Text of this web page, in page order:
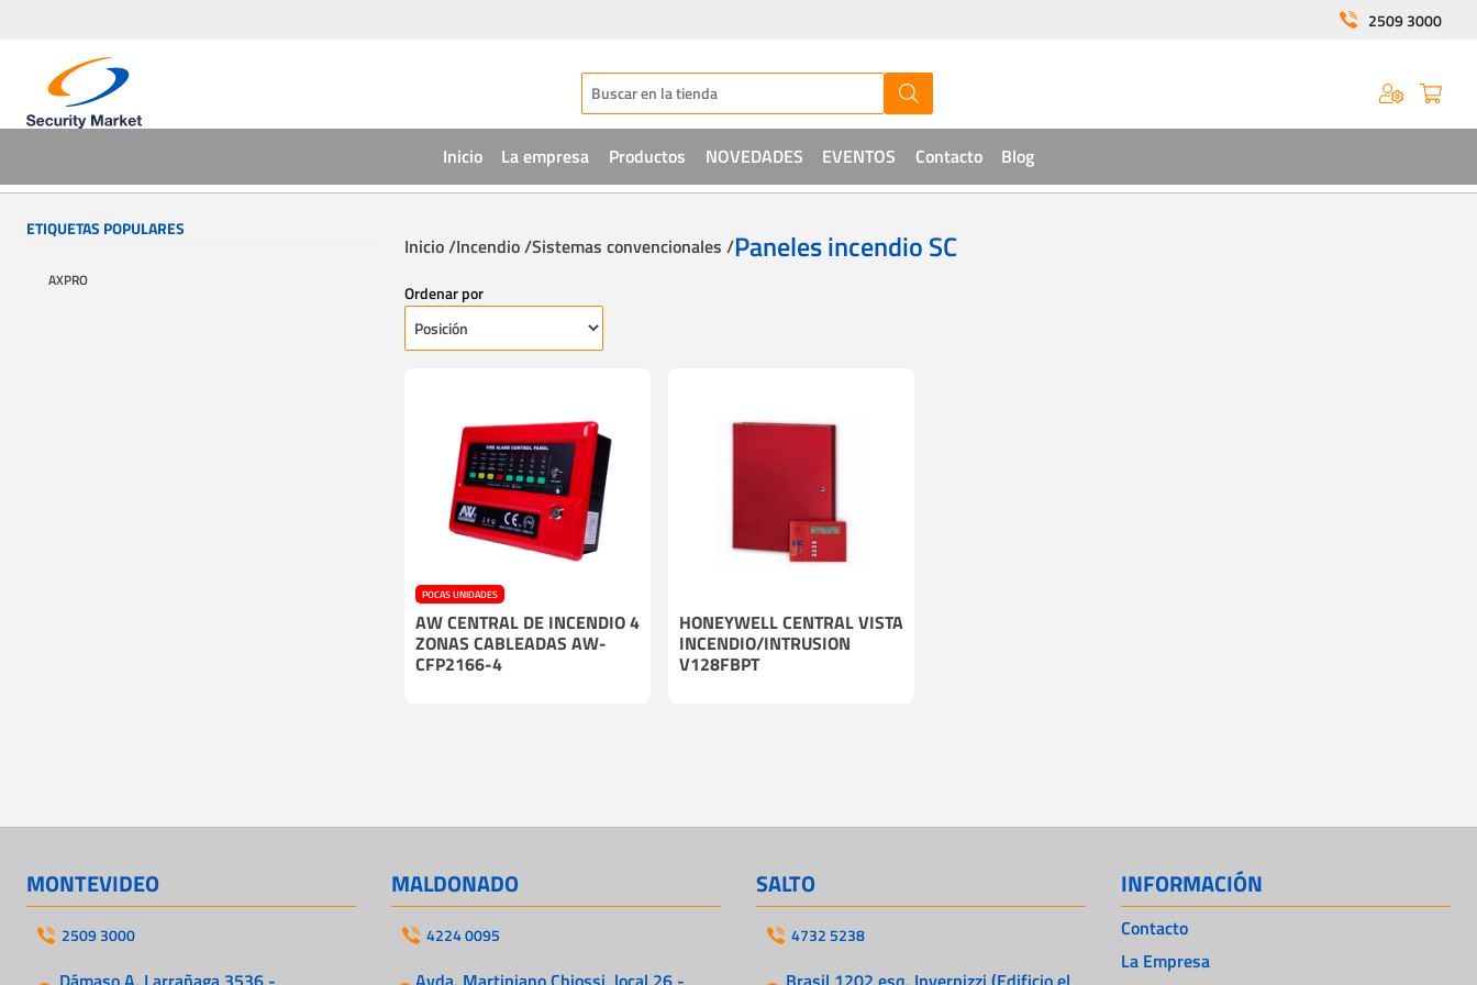
2509 3000
Inicio La empresa Productos NOVEDADES EVENTOS Contacto Blog
Inicio /Incendio /Sistemas convencionales /Paneles incendio SC
Ordenar por
POCAS UNIDADES
AW CENTRAL DE INCENDIO 4
ZONAS CABLEADAS AW-
CFP2166-4
HONEYWELL CENTRAL VISTA
INCENDIO/INTRUSION
V128FBPT
ETIQUETAS POPULARES
AXPRO
MONTEVIDEO
2509 3000
MALDONADO
4224 0095
SALTO
4732 5238
INFORMACIÓN
Contacto
La Empresa